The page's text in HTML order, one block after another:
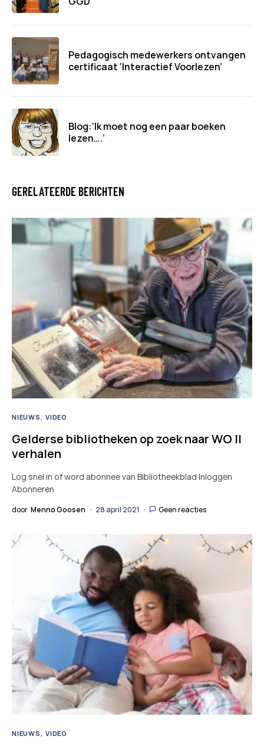
Pedagogisch medewerkers ontvangen
certificaat ‘Interactief Voorlezen’
Blog:‘Ik moet nog een paar boeken
lezen….’
GERELATEERDE BERICHTEN
NIEUWS VIDEO
Gelderse bibliotheken op zoek naar WO II
verhalen
Log snel in of word abonnee van Bibliotheekblad Inloggen
Abonneren
door Menno Goosen 28 april 2021 Geen reacties
NIEUWS VIDEO